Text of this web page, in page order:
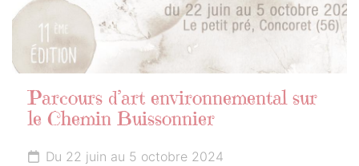
Parcours d’art environnemental sur
le Chemin Buissonnier
Du 22 juin au 5 octobre 2024